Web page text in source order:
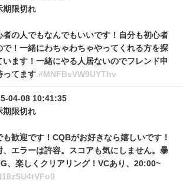
期限切れ
者の人でもなんでもいいです！自分も初心者
で！一緒にわちゃわちゃやってくれる方を探
います！一緒にやる人居ないのでフレンド申
ってます #MNFBsVW9UYThv
04-08 10:41:35
期限切れ
も歓迎です！CQBがお好きなら嬉しいです！
、エラーは許容。スコアも気にしません。暴
、楽しくクリアリング！VCあり、20:00~